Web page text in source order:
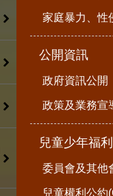
家庭暴力、性
公開資訊
政府資訊公開
政策及業務宣
兒童少年福利
委員會及其他
兒童權利公約